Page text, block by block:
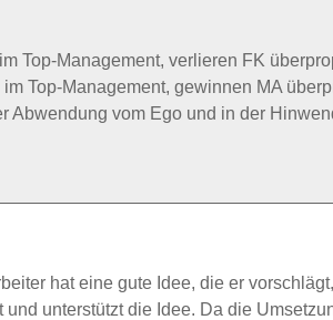
Top-Management, verlieren FK
Top-Management, gewinnen MA
Abwendung vom Ego und in der
hat eine gute Idee, die er
unterstützt die Idee. Da die